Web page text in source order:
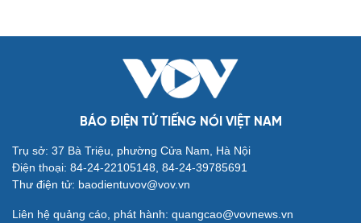
BÁO ĐIỆN TỬ TIẾNG NÓI VIỆT NAM
Trụ sở: 37 Bà Triệu, phường Cửa Nam, Hà Nội
Điện thoại: 84-24-22105148, 84-24-39785691
Thư điện tử: baodientuvov@vov.vn
Liên hệ quảng cáo, phát hành: quangcao@vovnews.vn